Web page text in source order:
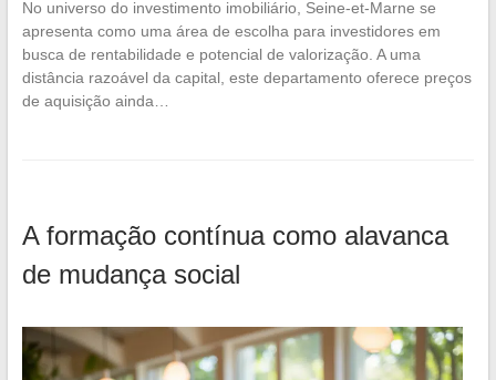
No universo do investimento imobiliário, Seine-et-Marne se
apresenta como uma área de escolha para investidores em
busca de rentabilidade e potencial de valorização. A uma
distância razoável da capital, este departamento oferece preços
de aquisição ainda…
A formação contínua como alavanca
de mudança social